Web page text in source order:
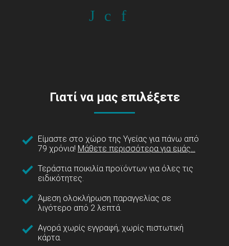
Γιατί να μας επιλέξετε
Είμαστε στο χώρο της Υγείας για πάνω από
79 χρόνια! Μάθετε περισσότερα για εμάς...
Τεράστια ποικιλία προϊόντων για όλες τις
ειδικότητες.
Άμεση ολοκλήρωση παραγγελίας σε
λιγότερο από 2 λεπτά.
Αγορά χωρίς εγγραφή, χωρίς πιστωτική
κάρτα.